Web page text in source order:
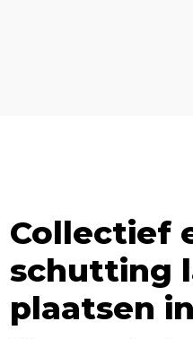
Collectief
schutting
plaatsen